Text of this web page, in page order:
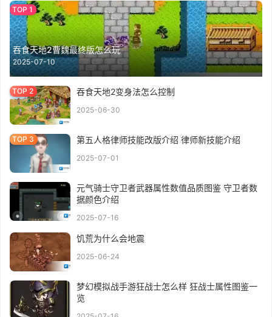
吞食天地2曹魏最终版怎么玩
2025-07-10
吞食天地2变身法怎么控制
2025-06-30
第五人格律师技能改版介绍 律师新技能介绍
2025-07-01
元气骑士守卫者武器属性数值品质图鉴 守卫者数
据颜色介绍
2025-07-16
饥荒为什么会地震
2025-06-24
梦幻模拟战手游狂战士怎么样 狂战士属性图鉴一
览